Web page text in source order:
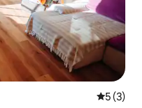
Միջին
5 (3)